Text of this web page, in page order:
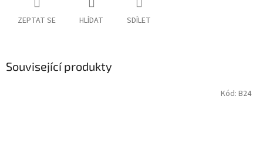
ZEPTAT SE HLÍDAT SDÍLET
Související produkty
Kód: B24